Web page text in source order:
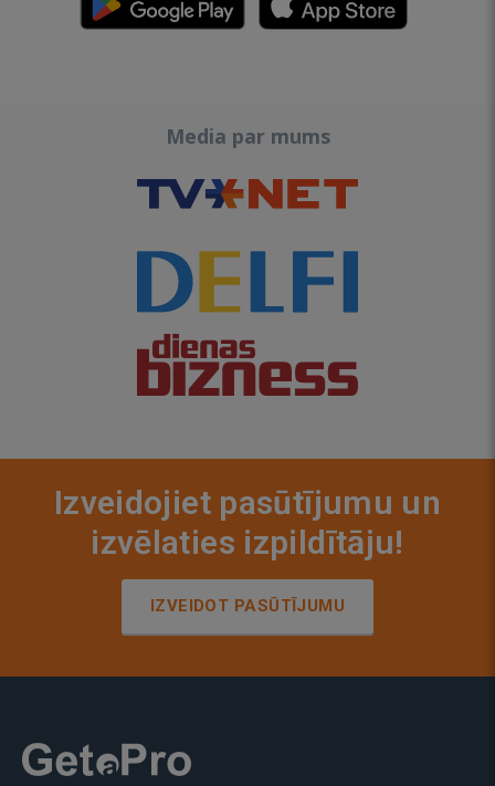
Media par mums
Izveidojiet pasūtījumu un
izvēlaties izpildītāju!
IZVEIDOT PASŪTĪJUMU